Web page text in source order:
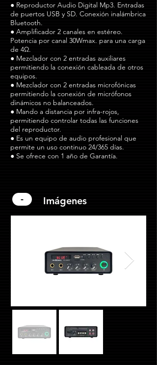
● Reproductor Audio Digital Mp3. Entradas
de puertos USB y SD. Conexión inalámbrica
Bluetooth.
● Amplificador 2 canales en estéreo.
Potencia por canal 30Wmax. para una carga
de 4Ω.
● Mezclador con 2 entradas auxiliares
permitiendo la conexión cableada de otros
equipos.
● Mezclador con 2 entradas microfónicas
permitiendo la conexión de micrófonos
dinámicos no balanceados.
● Mando a distancia por infra-rojos,
permitiendo controlar todas las funciones
del reproductor.
● Es un equipo de audio profesional que
permite un uso continuo 24/365 días.
● Se ofrece con 1 año de Garantía.
- Imágenes